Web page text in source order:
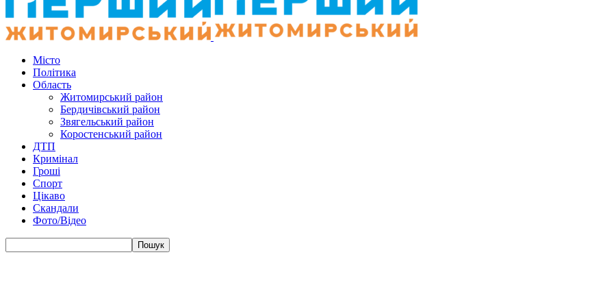
Місто
Політика
Область
Житомирський район
Бердичівський район
Звягельський район
Коростенський район
ДТП
Кримінал
Гроші
Спорт
Цікаво
Скандали
Фото/Відео